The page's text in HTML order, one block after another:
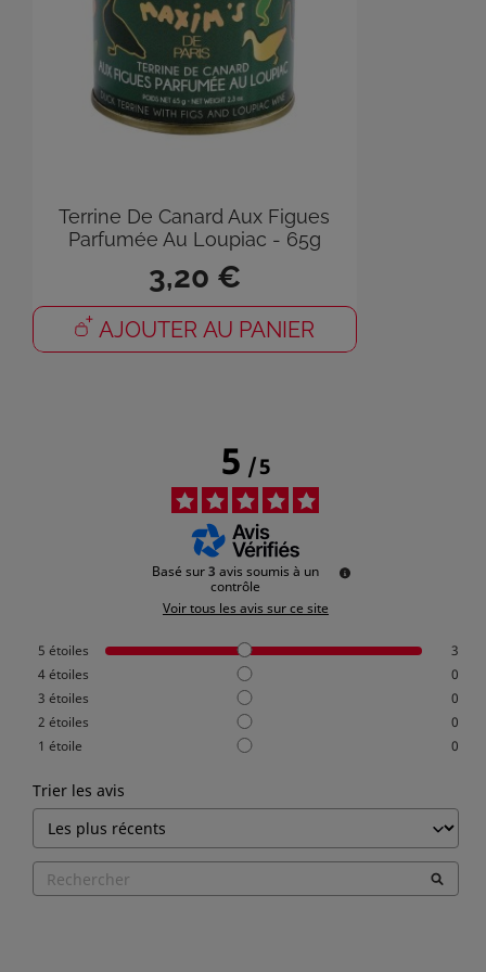
Terrine De Canard Aux Figues
Parfumée Au Loupiac - 65g
3,20 €
AJOUTER AU PANIER
5/5
Basé sur3 avis soumis à un
contrôle
Voir tous les avis sur ce site
5 étoiles
3
4étoiles
0
3 étoiles
0
2 étoiles
0
1 étoile 0
Trier les avis